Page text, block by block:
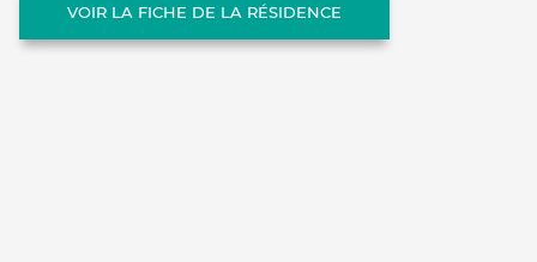
VOIR LA FICHE DE LA RÉSIDENCE